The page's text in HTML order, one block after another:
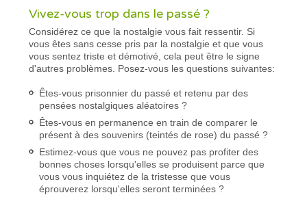
Vivez-vous trop dans le passé ?
Considérez ce que la nostalgie vous fait ressentir. Si
vous êtes sans cesse pris par la nostalgie et que vous
vous sentez triste et démotivé, cela peut être le signe
d'autres problèmes. Posez-vous les questions suivantes:
Êtes-vous prisonnier du passé et retenu par des
pensées nostalgiques aléatoires ?
Êtes-vous en permanence en train de comparer le
présent à des souvenirs (teintés de rose) du passé ?
Estimez-vous que vous ne pouvez pas profiter des
bonnes choses lorsqu'elles se produisent parce que
vous vous inquiétez de la tristesse que vous
éprouverez lorsqu'elles seront terminées ?